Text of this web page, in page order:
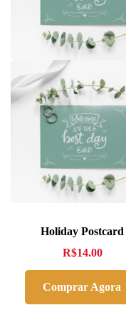
Holiday Postcard
R$14.00
Comprar Agora